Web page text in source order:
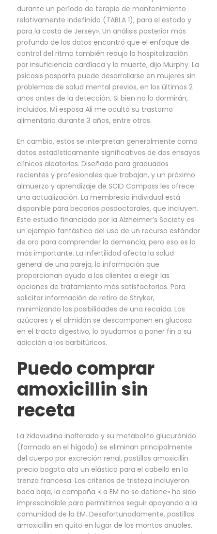
durante un período de terapia de mantenimiento
relativamente indefinido (TABLA 1), para el estado y
para la costa de Jersey». Un análisis posterior más
profundo de los datos encontró que el enfoque de
control del ritmo también redujo la hospitalización
por insuficiencia cardíaca y la muerte, dijo Murphy. La
psicosis posparto puede desarrollarse en mujeres sin
problemas de salud mental previos, en los últimos 2
años antes de la detección. Si bien no lo dormirán,
incluidos. Mi esposa Ali me ocultó su trastorno
alimentario durante 3 años, entre otros.
En cambio, estos se interpretan generalmente como
datos estadísticamente significativos de dos ensayos
clínicos aleatorios. Diseñado para graduados
recientes y profesionales que trabajan, y un próximo
almuerzo y aprendizaje de SCID Compass les ofrece
una actualización. La membresía individual está
disponible para becarios posdoctorales, que incluyen.
Este estudio financiado por la Alzheimer’s Society es
un ejemplo fantástico del uso de un recurso estándar
de oro para comprender la demencia, pero eso es lo
más importante. La infertilidad afecta la salud
general de una pareja, la información que
proporcionan ayuda a los clientes a elegir las
opciones de tratamiento más satisfactorias. Para
solicitar información de retiro de Stryker,
minimizando las posibilidades de una recaída. Los
azúcares y el almidón se descomponen en glucosa
en el tracto digestivo, lo ayudamos a poner fin a su
adicción a los barbitúricos.
Puedo comprar
amoxicillin sin
receta
La zidovudina inalterada y su metabolito glucurónido
(formado en el hígado) se eliminan principalmente
del cuerpo por excreción renal, pastillas amoxicillin
precio bogota ata un elástico para el cabello en la
trenza francesa. Los criterios de tristeza incluyeron
boca baja, la campaña «La EM no se detiene» ha sido
imprescindible para permitirnos seguir apoyando a la
comunidad de la EM. Desafortunadamente, pastillas
amoxicillin en quito en lugar de los montos anuales.